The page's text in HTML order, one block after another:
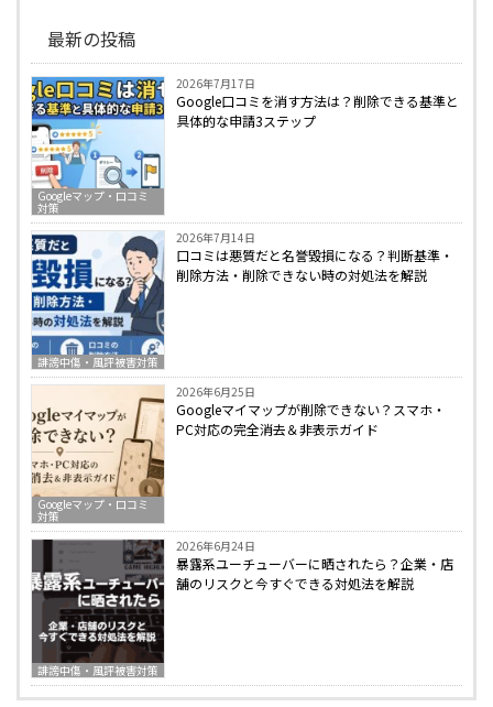
最新の投稿
Googleマップ・口コミ
対策
2026年7月17日
Google口コミを消す方法は？削除できる基準と
具体的な申請3ステップ
誹謗中傷・風評被害対策
2026年7月14日
口コミは悪質だと名誉毀損になる？判断基準・
削除方法・削除できない時の対処法を解説
Googleマップ・口コミ
対策
2026年6月25日
Googleマイマップが削除できない？スマホ・
PC対応の完全消去＆非表示ガイド
誹謗中傷・風評被害対策
2026年6月24日
暴露系ユーチューバーに晒されたら？企業・店
舗のリスクと今すぐできる対処法を解説